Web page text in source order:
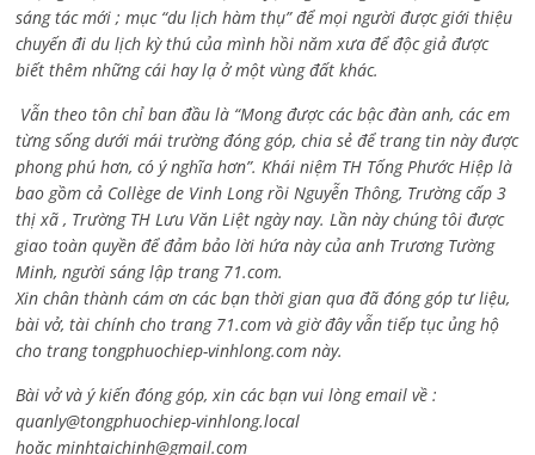
sáng tác mới ; mục “du lịch hàm thụ” để mọi người được giới thiệu
chuyến đi du lịch kỳ thú của mình hồi năm xưa để độc giả được
biết thêm những cái hay lạ ở một vùng đất khác.
Vẫn theo tôn chỉ ban đầu là “Mong được các bậc đàn anh, các em
từng sống dưới mái trường đóng góp, chia sẻ để trang tin này được
phong phú hơn, có ý nghĩa hơn”. Khái niệm TH Tống Phước Hiệp là
bao gồm cả Collège de Vinh Long rồi Nguyễn Thông, Trường cấp 3
thị xã , Trường TH Lưu Văn Liệt ngày nay. Lần này chúng tôi được
giao toàn quyền để đảm bảo lời hứa này của anh Trương Tường
Minh, người sáng lập trang 71.com.
Xin chân thành cám ơn các bạn thời gian qua đã đóng góp tư liệu,
bài vở, tài chính cho trang 71.com và giờ đây vẫn tiếp tục ủng hộ
cho trang tongphuochiep-vinhlong.com này.
Bài vở và ý kiến đóng góp, xin các bạn vui lòng email về :
quanly@tongphuochiep-vinhlong.local
hoặcminhtaichinh@gmail.com